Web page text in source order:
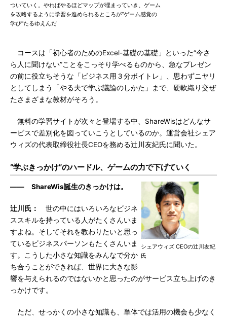
ついていく。やればやるほどマップが埋まっていき、ゲーム
を攻略するように学習を進められるところが“ゲーム感覚の
学び”たるゆえんだ
コースは「初心者のためのExcel-基礎の基礎」といった“今さ
ら人に聞けない”ことをこっそり学べるものから、急なプレゼン
の前に役立ちそうな「ビジネス用３分ボイトレ」、思わずニヤリ
としてしまう「やる夫で学ぶ議論のしかた」まで、硬軟織り交ぜ
たさまざまな教材がそろう。
無料の学習サイトが次々と登場する中、ShareWisはどんなサ
ービスで差別化を図っていこうとしているのか。運営会社シェア
ウィズの代表取締役社長CEOを務める辻川友紀氏に聞いた。
“学ぶきっかけ”のハードル、ゲームの力で下げていく
シェアウィズ CEOの辻川友紀
氏
―― ShareWis誕生のきっかけは。
辻川氏：
世の中にはいろいろなビジネ
ススキルを持っている人がたくさんいま
すよね。そしてそれを教わりたいと思っ
ているビジネスパーソンもたくさんいま
す。こうした小さな知識をみんなで分か
ち合うことができれば、世界に大きな影
響を与えられるのではないかと思ったのがサービス立ち上げのき
っかけです。
ただ、せっかくの小さな知識も、単体では活用の機会も少なく